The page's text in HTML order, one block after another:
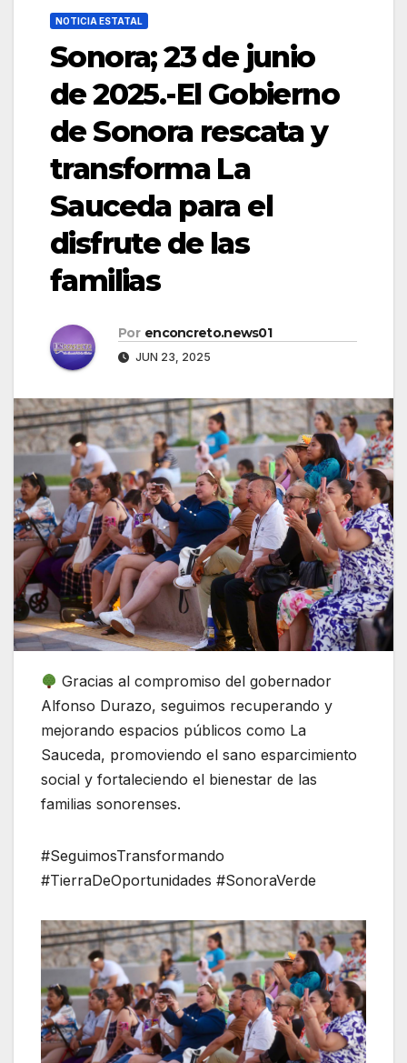
NOTICIA ESTATAL
Sonora; 23 de junio
de 2025.-El Gobierno
de Sonora rescata y
transforma La
Sauceda para el
disfrute de las
familias
Por enconcreto.news01
JUN 23, 2025
Gracias al compromiso del gobernador
Alfonso Durazo, seguimos recuperando y
mejorando espacios públicos como La
Sauceda, promoviendo el sano esparcimiento
social y fortaleciendo el bienestar de las
familias sonorenses.
#SeguimosTransformando
#TierraDeOportunidades #SonoraVerde